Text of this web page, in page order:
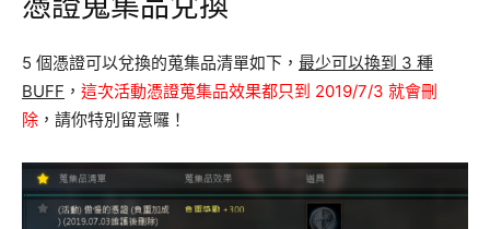
5 個憑證可以兌換的蒐集品清單如下， 最少可以換到 3 種
BUFF ， 這次活動憑證蒐集品效果都只到 2019/7/3 就會刪
除 ，請你特別留意囉！